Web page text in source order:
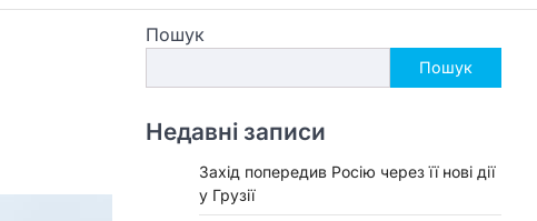
Пошук
Пошук
Недавні записи
Захід попередив Росію через її нові дії
у Грузії